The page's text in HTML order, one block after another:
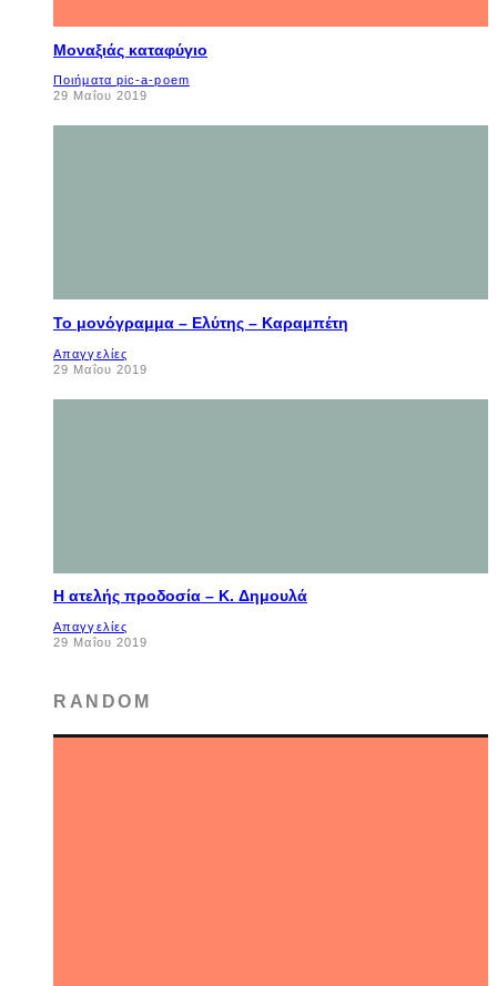
Μοναξιάς καταφύγιο
Ποιήματα pic-a-poem
29 Μαΐου 2019
Το μονόγραμμα – Ελύτης – Καραμπέτη
Απαγγελίες
29 Μαΐου 2019
Η ατελής προδοσία – K. Δημουλά
Απαγγελίες
29 Μαΐου 2019
RANDOM